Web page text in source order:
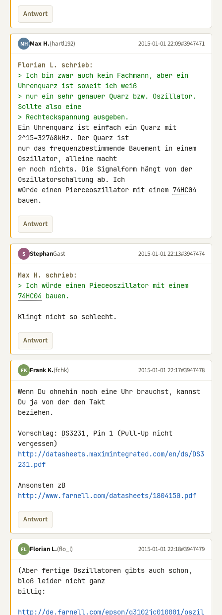
Antwort
MH Max H.(hartl192) 2015-01-01 22:09#3947471
Florian L. schrieb:
> Ich bin zwar auch kein Fachmann, aber ein
Uhrenquarz ist soweit ich weiß
> nur ein sehr genauer Quarz bzw. Oszillator.
Sollte also eine
> Rechteckspannung ausgeben.
Ein Uhrenquarz ist einfach ein Quarz mit
2^15=32768kHz. Der Quarz ist
nur das frequenzbestimmende Bauement in einem
Oszillator, alleine macht
er noch nichts. Die Signalform hängt von der
Oszillatorschaltung ab. Ich
würde einen Pierceoszillator mit einem 74HC04
bauen.
Antwort
S StephanGast 2015-01-01 22:13#3947474
Max H. schrieb:
74HC04 bauen.
Klingt nicht so schlecht.
Antwort
FK Frank K.(fchk) 2015-01-01 22:17#3947478
Wenn Du ohnehin noch eine Uhr brauchst, kannst
Du ja von der den Takt
beziehen.
Vorschlag: DS3231, Pin 1 (Pull-Up nicht
http://datasheets.maximintegrated.com/en/ds/DS3
231.pdf
http://www.farnell.com/datasheets/1804150.pdf
Antwort
FL Florian L.(flo_l) 2015-01-01 22:18#3947479
(Aber fertige Oszillatoren gibts auch schon,
bloß leider nicht ganz
billig:
http://de.farnell.com/epson/q3102jc010001/oszil